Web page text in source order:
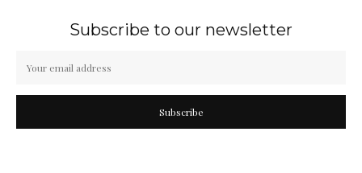
Subscribe to our newsletter
Subscribe